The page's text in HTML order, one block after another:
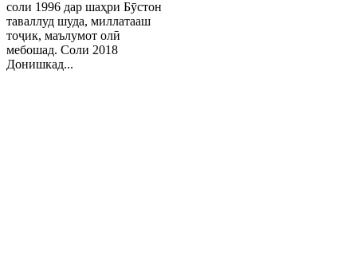
соли 1996 дар шаҳри Бӯстон
таваллуд шуда, миллатааш
тоҷик, маълумот олӣ
мебошад. Соли 2018
Донишкад...